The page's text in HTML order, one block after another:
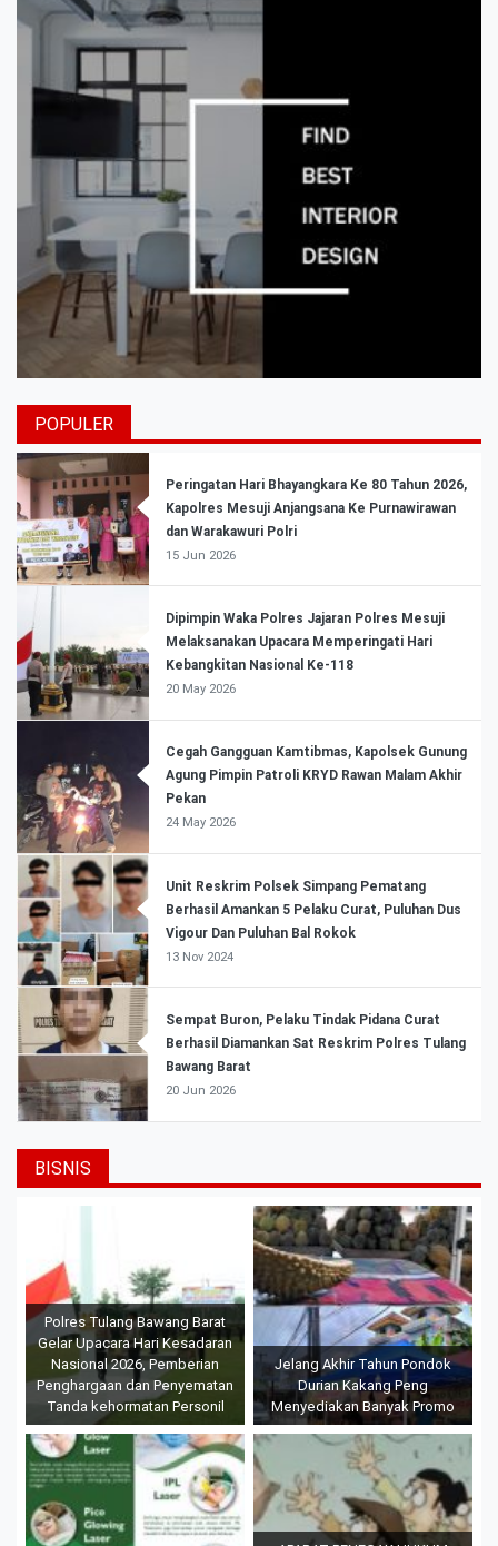
POPULER
Peringatan Hari Bhayangkara Ke 80 Tahun 2026,
Kapolres Mesuji Anjangsana Ke Purnawirawan
dan Warakawuri Polri
15 Jun 2026
Dipimpin Waka Polres Jajaran Polres Mesuji
Melaksanakan Upacara Memperingati Hari
Kebangkitan Nasional Ke-118
20 May 2026
Cegah Gangguan Kamtibmas, Kapolsek Gunung
Agung Pimpin Patroli KRYD Rawan Malam Akhir
Pekan
24 May 2026
Unit Reskrim Polsek Simpang Pematang
Berhasil Amankan 5 Pelaku Curat, Puluhan Dus
Vigour Dan Puluhan Bal Rokok
13 Nov 2024
Sempat Buron, Pelaku Tindak Pidana Curat
Berhasil Diamankan Sat Reskrim Polres Tulang
Bawang Barat
20 Jun 2026
BISNIS
Polres Tulang Bawang Barat
Gelar Upacara Hari Kesadaran
Nasional 2026, Pemberian
Penghargaan dan Penyematan
Tanda kehormatan Personil
Jelang Akhir Tahun Pondok
Durian Kakang Peng
Menyediakan Banyak Promo